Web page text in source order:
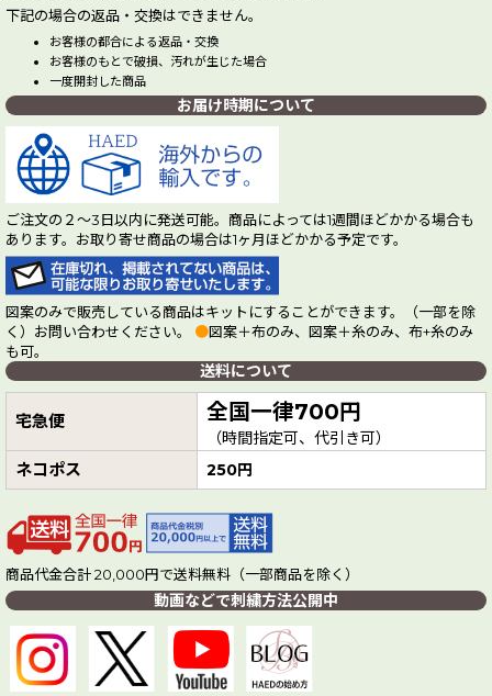
下記の場合の返品・交換はできません。
お客様の都合による返品・交換
お客様のもとで破損、汚れが生じた場合
一度開封した商品
お届け時期について
ご注文の２～3日以内に発送可能。商品によっては1週間ほどかかる場合も
あります。お取り寄せ商品の場合は1ヶ月ほどかかる予定です。
図案のみで販売している商品はキットにすることができます。（一部を除
く）お問い合わせください。 ●図案＋布のみ、図案＋糸のみ、布+糸のみ
も可。
送料について
宅急便 全国一律700円
（時間指定可、代引き可）
ネコポス 250円
商品代金合計 20,000円で送料無料（一部商品を除く）
動画などで刺繍方法公開中